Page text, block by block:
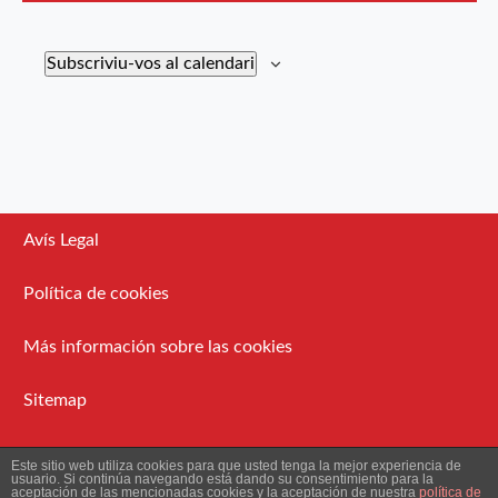
Subscriviu-vos al calendari
Avís Legal
Política de cookies
Más información sobre las cookies
Sitemap
Administració
Este sitio web utiliza cookies para que usted tenga la mejor experiencia de
usuario. Si continúa navegando está dando su consentimiento para la
aceptación de las mencionadas cookies y la aceptación de nuestra política de